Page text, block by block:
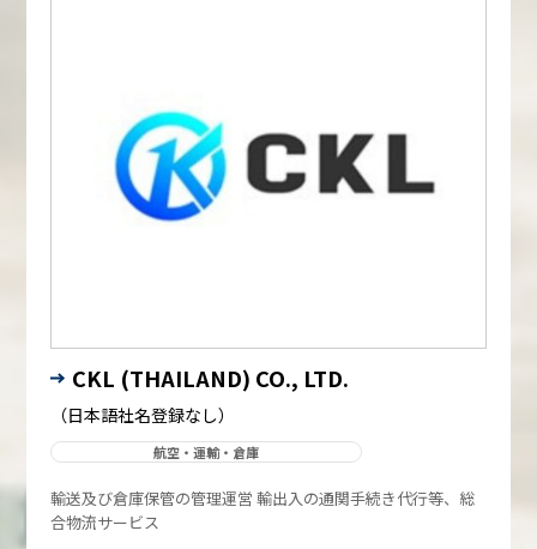
CKL (THAILAND) CO., LTD.
（日本語社名登録なし）
航空・運輸・倉庫
輸送及び倉庫保管の管理運営 輸出入の通関手続き代行等、総
合物流サービス